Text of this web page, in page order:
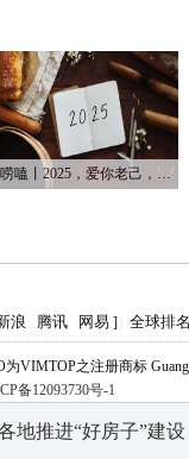
唠嗑丨2025，爱你老己，明天见
浪 腾讯 网易 ] 全球排名
VIMTOP之注册商标
备12093730号-1
构转型活力足 低